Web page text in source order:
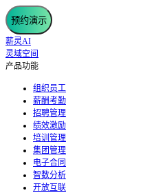
预约演示
薪灵AI
灵域空间
产品功能
组织员工
薪酬考勤
招聘管理
绩效激励
培训管理
集团管理
电子合同
智数分析
开放互联